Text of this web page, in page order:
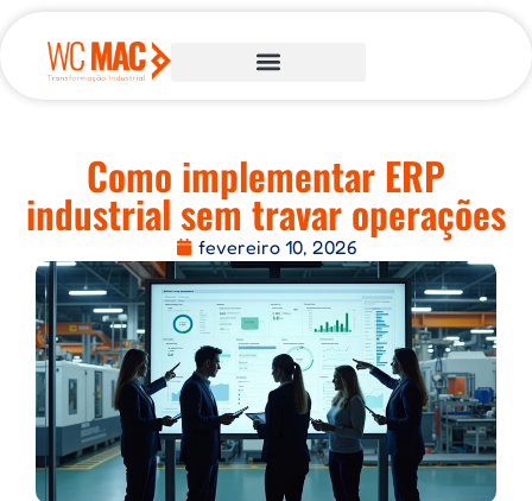
Como implementar ERP
industrial sem travar operações
fevereiro 10, 2026